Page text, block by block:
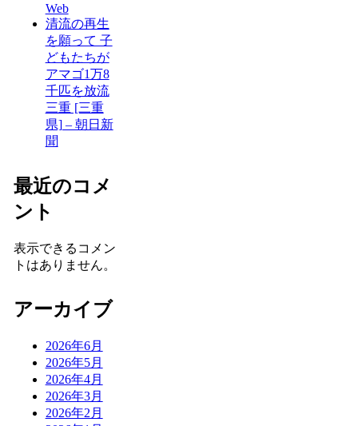
Web
清流の再生
を願って 子
どもたちが
アマゴ1万8
千匹を放流
三重 [三重
県] – 朝日新
聞
最近のコメ
ント
表示できるコメン
トはありません。
アーカイブ
2026年6月
2026年5月
2026年4月
2026年3月
2026年2月